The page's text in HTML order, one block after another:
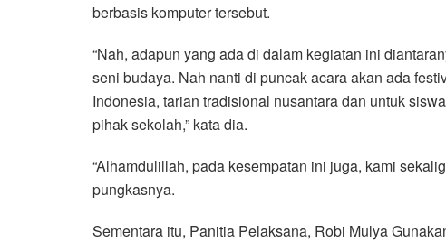
berbasis komputer tersebut.
“Nah, adapun yang ada di dalam kegiatan ini
seni budaya. Nah nanti di puncak acara akan ada
Indonesia, tarian tradisional nusantara dan untuk
pihak sekolah,” kata dia.
“Alhamdulillah, pada kesempatan ini juga, kami
pungkasnya.
Sementara itu, Panitia Pelaksana, Robi Mulya